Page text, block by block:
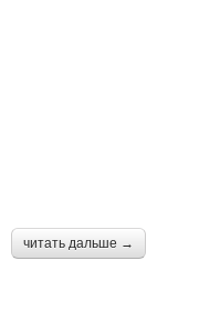
читать дальше →